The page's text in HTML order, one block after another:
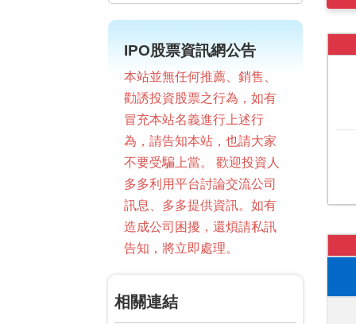
IPO股票資訊網公告
本站並無任何推薦、銷售、
勸誘投資股票之行為，如有
冒充本站名義進行上述行
為，請告知本站，也請大家
不要受騙上當。 歡迎投資人
多多利用平台討論交流公司
訊息、多多提供資訊。如有
造成公司困擾，還煩請私訊
告知，將立即處理。
相關連結